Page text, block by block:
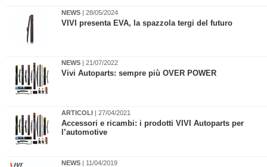
NEWS | 28/05/2024
​VIVI presenta EVA, la spazzola tergi del futuro
NEWS | 21/07/2022
Vivi Autoparts: sempre più OVER POWER
ARTICOLI | 27/04/2021
Accessori e ricambi: i prodotti VIVI Autoparts per
l’automotive
NEWS | 11/04/2019